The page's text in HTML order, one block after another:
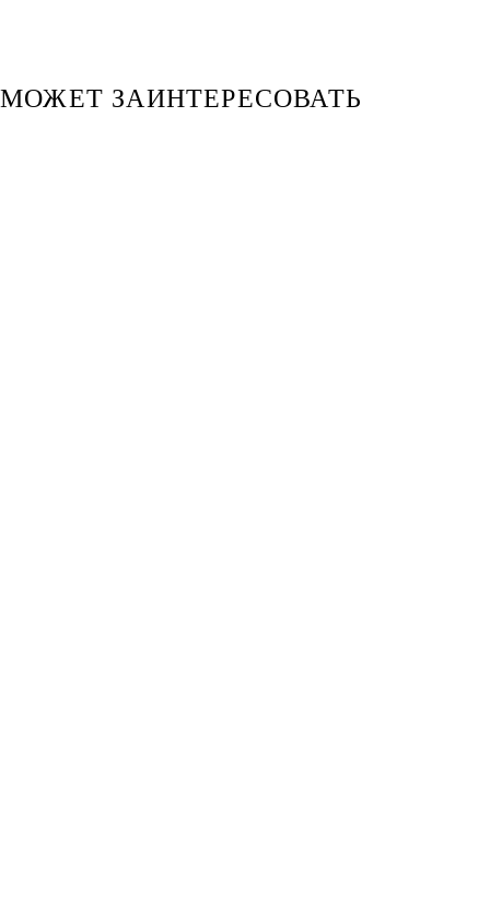
МОЖЕТ ЗАИНТЕРЕСОВАТЬ